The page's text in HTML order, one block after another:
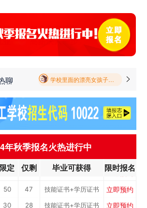
聊
报名要带哪些东西
毕业以后的就业率怎么样呀
学校环境怎么样啊 视频上看上去还挺不 错的 有实地去看过的么
学校里面的漂亮女孩子多不多呀 
年秋季报名火热进行中
限定 仅剩 毕业可获得 限时报名
立即预约
30 28 技能证书+学历证书 立即预约
50 47 技能证书+学历证书 立即预约
40 38 技能证书+学历证书 立即预约
40 38 技能证书+学历证书 立即预约
立即预约
90 85 技能证书+学历证书
30 28 技能证书+学历证书 立即预约
50 47 技能证书+学历证书 立即预约
30 28 技能证书+学历证书 立即预约